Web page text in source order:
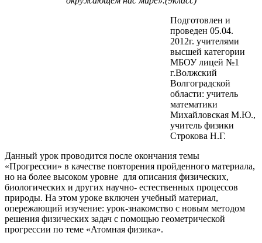
Подготовлен и
проведен 05.04.
2012г. учителями
высшей категории
МБОУ лицей №1
г.Волжский
Волгоградской
области: учитель
математики
Михайловская М.Ю.,
учитель физики
Строкова Н.Г.
Данный урок проводится после окончания темы
«Прогрессии» в качестве повторения пройденного материала,
но на более высоком уровне для описания физических,
биологических и других научно- естественных процессов
природы. На этом уроке включен учебный материал,
опережающий изучение: урок-знакомство с новым методом
решения физических задач с помощью геометрической
прогрессии по теме «Атомная физика».